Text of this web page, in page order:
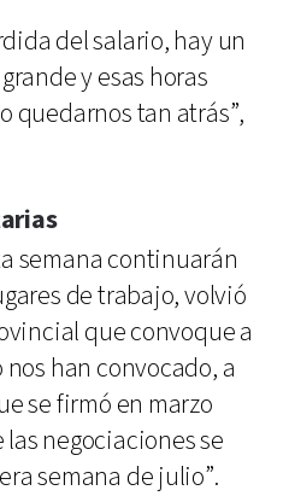
del salario, hay un
y esas horas
quedarnos tan atrás”,
semana continuarán
de trabajo, volvió
que convoque a
han convocado, a
se firmó en marzo
negociaciones se
semana de julio”.